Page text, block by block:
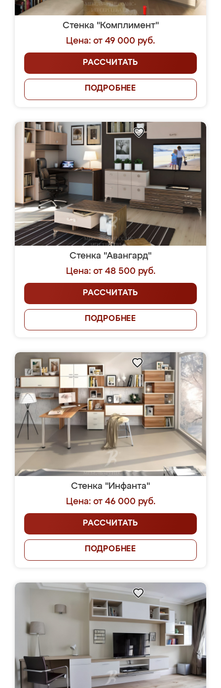
Стенка "Комплимент"
Цена: от 49 000 руб.
РАССЧИТАТЬ
ПОДРОБНЕЕ
Стенка "Авангард"
Цена: от 48 500 руб.
РАССЧИТАТЬ
ПОДРОБНЕЕ
Стенка "Инфанта"
Цена: от 46 000 руб.
РАССЧИТАТЬ
ПОДРОБНЕЕ